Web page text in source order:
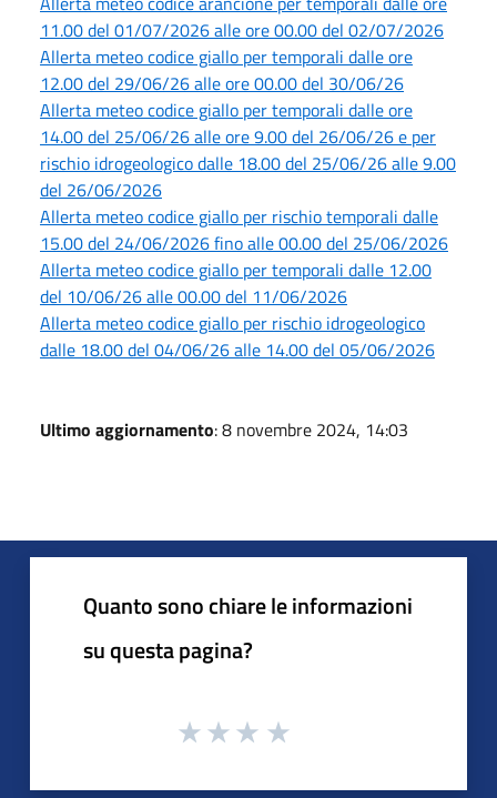
11.00 del 01/07/2026 alle ore 00.00 del 02/07/2026
Allerta meteo codice giallo per temporali dalle ore
12.00 del 29/06/26 alle ore 00.00 del 30/06/26
Allerta meteo codice giallo per temporali dalle ore
14.00 del 25/06/26 alle ore 9.00 del 26/06/26 e per
rischio idrogeologico dalle 18.00 del 25/06/26 alle 9.00
del 26/06/2026
Allerta meteo codice giallo per rischio temporali dalle
15.00 del 24/06/2026 fino alle 00.00 del 25/06/2026
Allerta meteo codice giallo per temporali dalle 12.00
del 10/06/26 alle 00.00 del 11/06/2026
Allerta meteo codice giallo per rischio idrogeologico
dalle 18.00 del 04/06/26 alle 14.00 del 05/06/2026
Ultimo aggiornamento: 8 novembre 2024, 14:03
Quanto sono chiare le informazioni
su questa pagina?